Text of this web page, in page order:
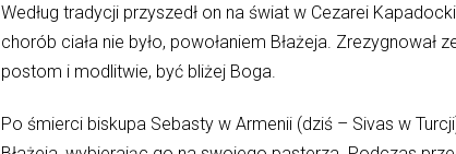
Według tradycji przyszedł on na świat w Cezarei
chorób ciała nie było, powołaniem Błażeja.
postom i modlitwie, być bliżej Boga.
Po śmierci biskupa Sebasty w Armenii (dziś – Sivas w